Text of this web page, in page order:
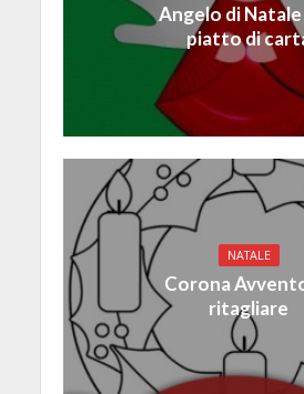
Angelo di
piatto di
NATALE
Corona
ritagliare